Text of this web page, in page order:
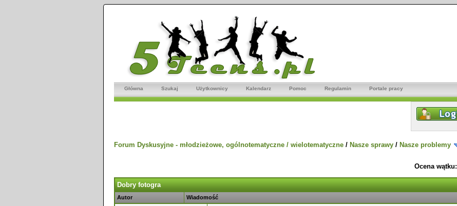
Główna Szukaj Użytkownicy Kalendarz Pomoc Regulamin Portale pracy
Forum Dyskusyjne - młodzieżowe, ogólnotematyczne / wielotematyczne / Nasze sprawy / Nasze problemy
Ocena wątku:
Dobry fotogra
Autor Wiadomość